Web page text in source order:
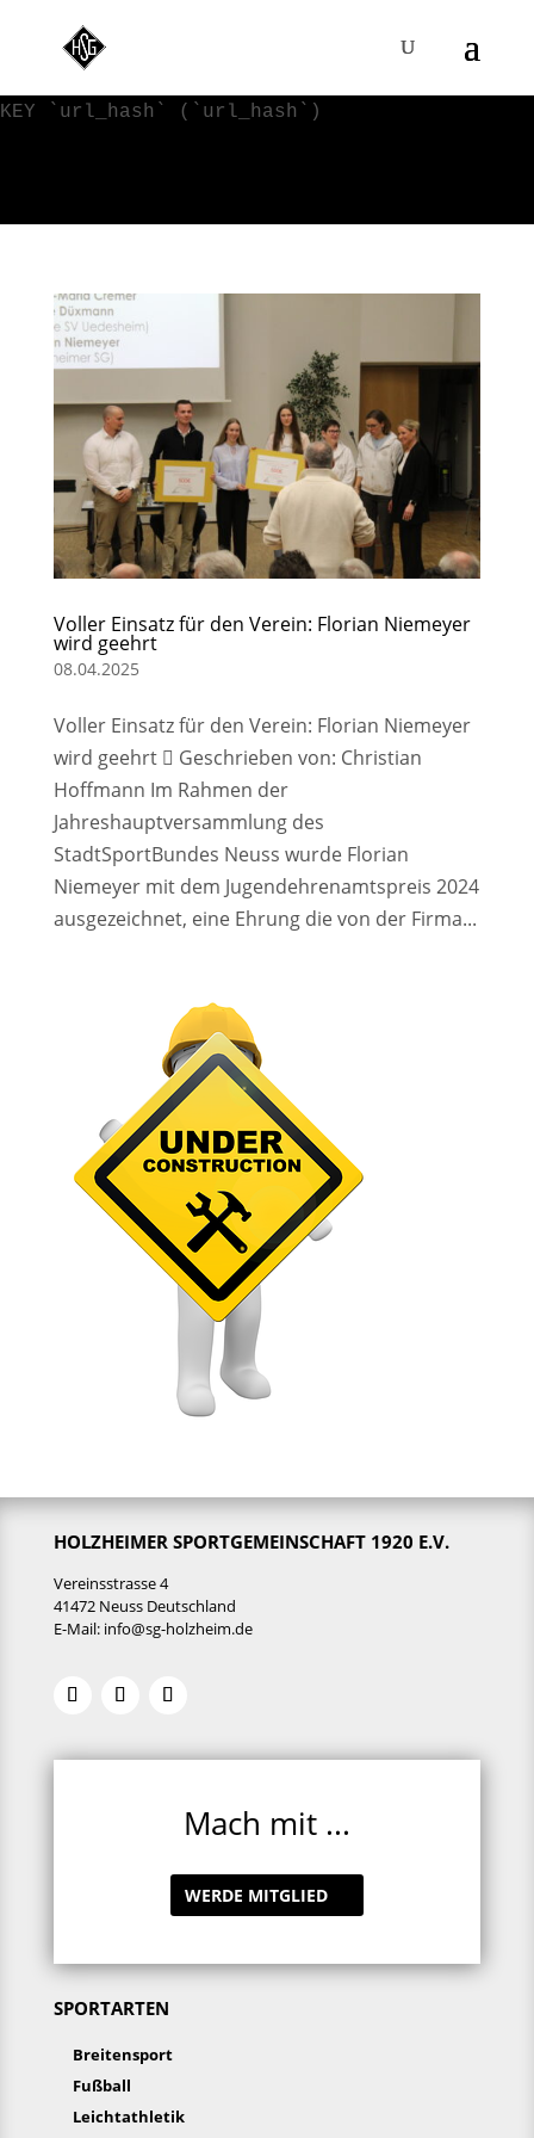
'url_hash']
KEY `url_hash` (`url_hash`)
Voller Einsatz für den Verein: Florian Niemeyer
wird geehrt
08.04.2025
Voller Einsatz für den Verein: Florian Niemeyer
wird geehrt  Geschrieben von: Christian
Hoffmann Im Rahmen der
Jahreshauptversammlung des
StadtSportBundes Neuss wurde Florian
Niemeyer mit dem Jugendehrenamtspreis 2024
ausgezeichnet, eine Ehrung die von der Firma...
HOLZHEIMER SPORTGEMEINSCHAFT 1920 E.V.
Vereinsstrasse 4
41472 Neuss Deutschland
E-Mail: info@sg-holzheim.de
Mach mit ...
WERDE MITGLIED
SPORTARTEN
Breitensport
Fußball
Leichtathletik